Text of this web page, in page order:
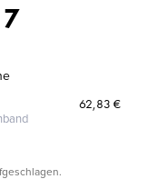
62,83 €